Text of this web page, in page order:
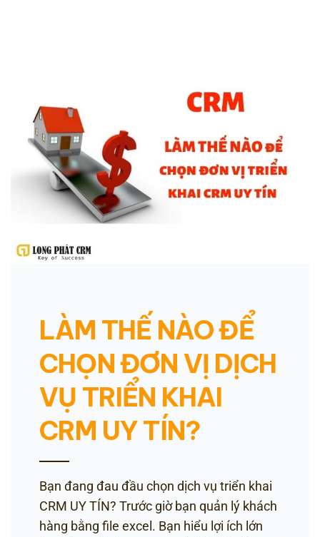
LÀM THẾ NÀO ĐỂ
CHỌN ĐƠN VỊ DỊCH
VỤ TRIỂN KHAI
CRM UY TÍN?
Bạn đang đau đầu chọn dịch vụ triển khai
CRM UY TÍN? Trước giờ bạn quản lý khách
hàng bằng file excel. Bạn hiểu lợi ích lớn